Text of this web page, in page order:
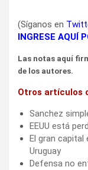
(Síganos en
INGRESE AQUÍ
Las notas aquí
de los autores.
Otros artículos
Sanchez
EEUU está
El gran
Uruguay
Defensa no